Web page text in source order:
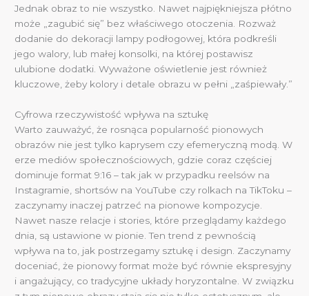
Jednak obraz to nie wszystko. Nawet najpiękniejsza płótno
może „zagubić się” bez właściwego otoczenia. Rozważ
dodanie do dekoracji lampy podłogowej, która podkreśli
jego walory, lub małej konsolki, na której postawisz
ulubione dodatki. Wyważone oświetlenie jest również
kluczowe, żeby kolory i detale obrazu w pełni „zaśpiewały.”
Cyfrowa rzeczywistość wpływa na sztukę
Warto zauważyć, że rosnąca popularność pionowych
obrazów nie jest tylko kaprysem czy efemeryczną modą. W
erze mediów społecznościowych, gdzie coraz częściej
dominuje format 9:16 – tak jak w przypadku reelsów na
Instagramie, shortsów na YouTube czy rolkach na TikToku –
zaczynamy inaczej patrzeć na pionowe kompozycje.
Nawet nasze relacje i stories, które przeglądamy każdego
dnia, są ustawione w pionie. Ten trend z pewnością
wpływa na to, jak postrzegamy sztukę i design. Zaczynamy
doceniać, że pionowy format może być równie ekspresyjny
i angażujący, co tradycyjne układy horyzontalne. W związku